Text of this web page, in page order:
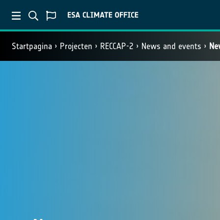
Startpagina Projecten RECCAP-2 News and events